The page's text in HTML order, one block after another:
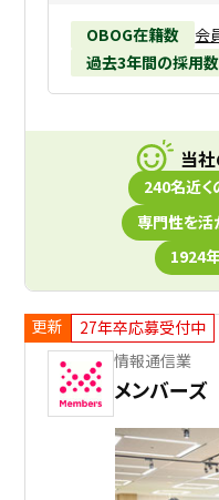
OBOG在籍数
会
過去3年間の採用数
当
240名近
専門性を活
1924
更新
27年卒応募受付中
情報通信業
メンバーズ